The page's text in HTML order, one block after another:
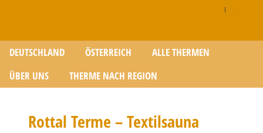
|
Zum Inhalt springen
DEUTSCHLAND ÖSTERREICH
ALLE THERMEN
ÜBER UNS
THERME NACH REGION
Rottal Terme – Textilsauna